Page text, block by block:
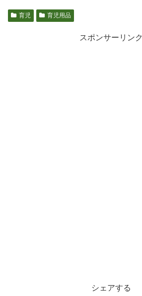
育児 育児用品
スポンサーリンク
シェアする